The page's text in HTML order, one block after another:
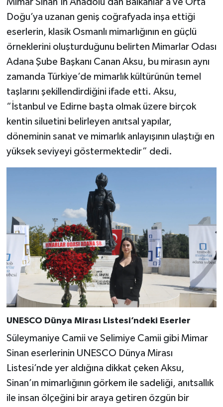
Doğu’ya uzanan geniş coğrafyada inşa ettiği
eserlerin, klasik Osmanlı mimarlığının en güçlü
örneklerini oluşturduğunu belirten Mimarlar Odası
Adana Şube Başkanı Canan Aksu, bu mirasın aynı
zamanda Türkiye’de mimarlık kültürünün temel
taşlarını şekillendirdiğini ifade etti. Aksu,
“İstanbul ve Edirne başta olmak üzere birçok
kentin siluetini belirleyen anıtsal yapılar,
döneminin sanat ve mimarlık anlayışının ulaştığı en
yüksek seviyeyi göstermektedir” dedi.
UNESCO Dünya Mirası Listesi’ndeki Eserler
Süleymaniye Camii ve Selimiye Camii gibi Mimar
Sinan eserlerinin UNESCO Dünya Mirası
Listesi’nde yer aldığına dikkat çeken Aksu,
Sinan’ın mimarlığının görkem ile sadeliği, anıtsallık
ile insan ölçeğini bir araya getiren özgün bir